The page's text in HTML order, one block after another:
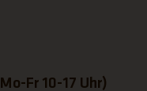
Fr 10-17 Uhr)